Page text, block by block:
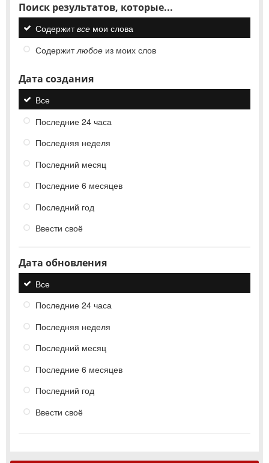
Поиск результатов, которые...
Содержитвсе мои слова
Содержитлюбое из моих слов
Дата создания
Все
Последние 24 часа
Последняя неделя
Последний месяц
Последние 6 месяцев
Последний год
Ввести своё
Дата обновления
Все
Последние 24 часа
Последняя неделя
Последний месяц
Последние 6 месяцев
Последний год
Ввести своё